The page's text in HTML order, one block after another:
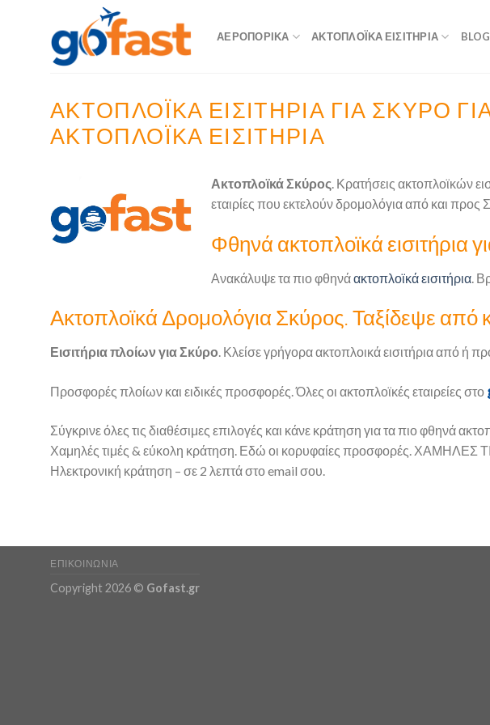
ΑΕΡΟΠΟΡΙΚΆ ΑΚΤΟΠΛΟΪΚΆ ΕΙΣΙΤΉΡΙΑ BLOG
ΑΚΤΟΠΛΟΪΚΆ ΕΙΣΙΤΉΡΙΑ ΓΙΑ ΣΚΎΡΟ
ΑΚΤΟΠΛΟΪΚΆ ΕΙΣΙΤΉΡΙΑ
Ακτοπλοϊκά Σκύρος. Κρατήσεις ακτοπλοϊκών
εταιρίες που εκτελούν δρομολόγια από και προς
Φθηνά ακτοπλοϊκά εισιτήρια
Ανακάλυψε τα πιο φθηνάακτοπλοϊκά εισιτήρια .
Ακτοπλοϊκά Δρομολόγια Σκύρος. Ταξίδεψε από
Εισιτήρια πλοίων για Σκύρο. Κλείσε γρήγορα ακτοπλοικά εισιτήρια από ή
Προσφορές πλοίων και ειδικές προσφορές. Όλες οι ακτοπλοϊκές εταιρείες στο
Σύγκρινε όλες τις διαθέσιμες επιλογές και κάνε κράτηση για τα πιο φθηνά
Χαμηλές τιμές & εύκολη κράτηση. Εδώ οι κορυφαίες προσφορές. ΧΑΜΗΛΕΣ
Ηλεκτρονική κράτηση – σε 2 λεπτά στο email σου.
ΕΠΙΚΟΙΝΩΝΊΑ
Copyright 2026 © Gofast.gr